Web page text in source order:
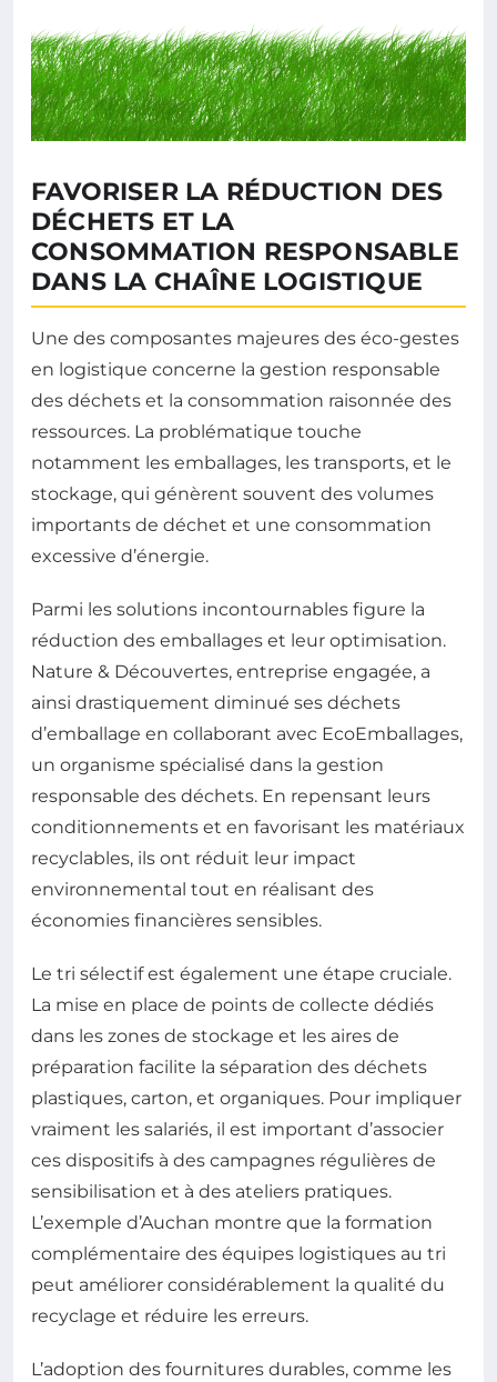
FAVORISER LA RÉDUCTION DES
DÉCHETS ET LA
CONSOMMATION RESPONSABLE
DANS LA CHAÎNE LOGISTIQUE
Une des composantes majeures des éco-gestes
en logistique concerne la gestion responsable
des déchets et la consommation raisonnée des
ressources. La problématique touche
notamment les emballages, les transports, et le
stockage, qui génèrent souvent des volumes
importants de déchet et une consommation
excessive d’énergie.
Parmi les solutions incontournables figure la
réduction des emballages et leur optimisation.
Nature & Découvertes, entreprise engagée, a
ainsi drastiquement diminué ses déchets
d’emballage en collaborant avec EcoEmballages,
un organisme spécialisé dans la gestion
responsable des déchets. En repensant leurs
conditionnements et en favorisant les matériaux
recyclables, ils ont réduit leur impact
environnemental tout en réalisant des
économies financières sensibles.
Le tri sélectif est également une étape cruciale.
La mise en place de points de collecte dédiés
dans les zones de stockage et les aires de
préparation facilite la séparation des déchets
plastiques, carton, et organiques. Pour impliquer
vraiment les salariés, il est important d’associer
ces dispositifs à des campagnes régulières de
sensibilisation et à des ateliers pratiques.
L’exemple d’Auchan montre que la formation
complémentaire des équipes logistiques au tri
peut améliorer considérablement la qualité du
recyclage et réduire les erreurs.
L’adoption des fournitures durables, comme les